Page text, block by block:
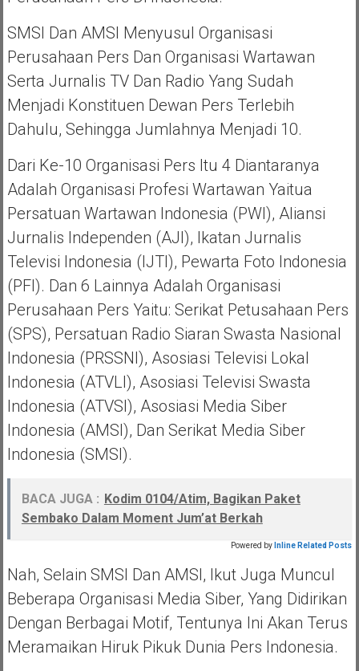
SMSI Dan AMSI Menyusul Organisasi
Perusahaan Pers Dan Organisasi Wartawan
Serta Jurnalis TV Dan Radio Yang Sudah
Menjadi Konstituen Dewan Pers Terlebih
Dahulu, Sehingga Jumlahnya Menjadi 10.
Dari Ke-10 Organisasi Pers Itu 4 Diantaranya
Adalah Organisasi Profesi Wartawan Yaitua
Persatuan Wartawan Indonesia (PWI), Aliansi
Jurnalis Independen (AJI), Ikatan Jurnalis
Televisi Indonesia (IJTI), Pewarta Foto Indonesia
(PFI). Dan 6 Lainnya Adalah Organisasi
Perusahaan Pers Yaitu: Serikat Petusahaan Pers
(SPS), Persatuan Radio Siaran Swasta Nasional
Indonesia (PRSSNI), Asosiasi Televisi Lokal
Indonesia (ATVLI), Asosiasi Televisi Swasta
Indonesia (ATVSI), Asosiasi Media Siber
Indonesia (AMSI), Dan Serikat Media Siber
Indonesia (SMSI).
BACA JUGA : Kodim 0104/Atim, Bagikan Paket
Sembako Dalam Moment Jum’at Berkah
Powered by Inline Related Posts
Nah, Selain SMSI Dan AMSI, Ikut Juga Muncul
Beberapa Organisasi Media Siber, Yang Didirikan
Dengan Berbagai Motif, Tentunya Ini Akan Terus
Meramaikan Hiruk Pikuk Dunia Pers Indonesia.